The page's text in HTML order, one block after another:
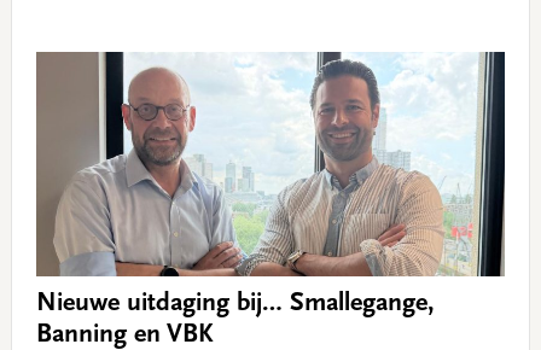
Nieuwe uitdaging bij… Smallegange,
Banning en VBK